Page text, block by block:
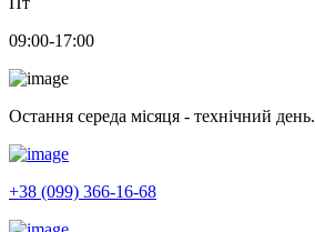
09:00-17:00
Остання середа місяця - технічний день.
+38 (099) 366-16-68